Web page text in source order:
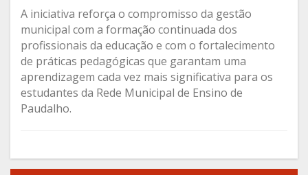
A iniciativa reforça o compromisso da gestão
municipal com a formação continuada dos
profissionais da educação e com o fortalecimento
de práticas pedagógicas que garantam uma
aprendizagem cada vez mais significativa para os
estudantes da Rede Municipal de Ensino de
Paudalho.